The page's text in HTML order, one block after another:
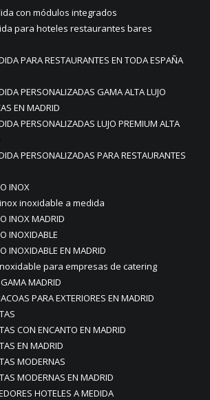
con módulos integrados
para hoteles restaurantes bares
PARA RESTAURANTES EN TODA ESPAÑA
PERSONALIZADAS GAMA ALTA LUJO
EN MADRID
PERSONALIZADAS LUJO PREMIUM ALTA
PERSONALIZADAS PARA RESTAURANTES
INOX
inoxidable a medida
INOX MADRID
INOXIDABLE
INOXIDABLE EN MADRID
para empresas de catering
MADRID
PARA EXTERIORES EN MADRID
CON ENCANTO EN MADRID
EN MADRID
MODERNAS
MODERNAS EN MADRID
HOTELES A MEDIDA